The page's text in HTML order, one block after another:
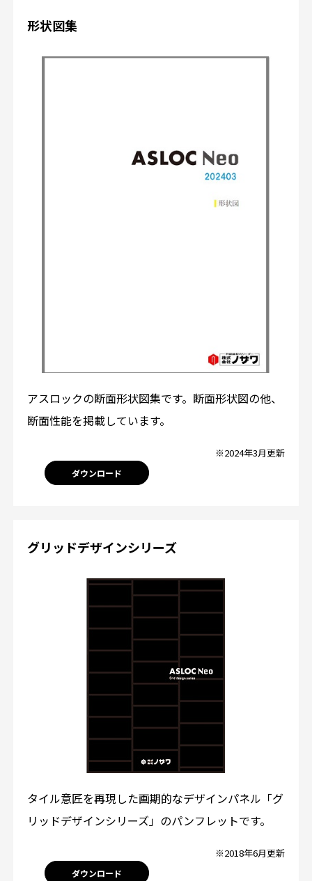
形状図集
アスロックの断面形状図集です。断面形状図の他、
断面性能を掲載しています。
※2024年3月更新
ダウンロード
グリッドデザインシリーズ
タイル意匠を再現した画期的なデザインパネル「グ
リッドデザインシリーズ」のパンフレットです。
※2018年6月更新
ダウンロード